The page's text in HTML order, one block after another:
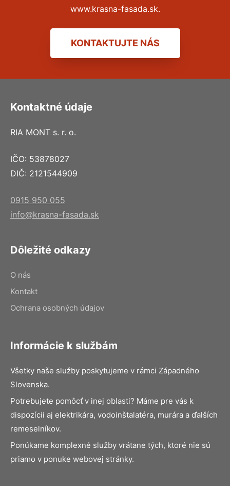
www.krasna-fasada.sk.
KONTAKTUJTE NÁS
Kontaktné údaje
RIA MONT s. r. o.
IČO: 53878027
DIČ: 2121544909
0915 950 055
info@krasna-fasada.sk
Dôležité odkazy
O nás
Kontakt
Ochrana osobných údajov
Informácie k službám
Všetky naše služby poskytujeme v rámci Západného
Slovenska.
Potrebujete pomôcť v inej oblasti? Máme pre vás k
dispozícii aj elektrikára, vodoinštalatéra, murára a ďalších
remeselníkov.
Ponúkame komplexné služby vrátane tých, ktoré nie sú
priamo v ponuke webovej stránky.